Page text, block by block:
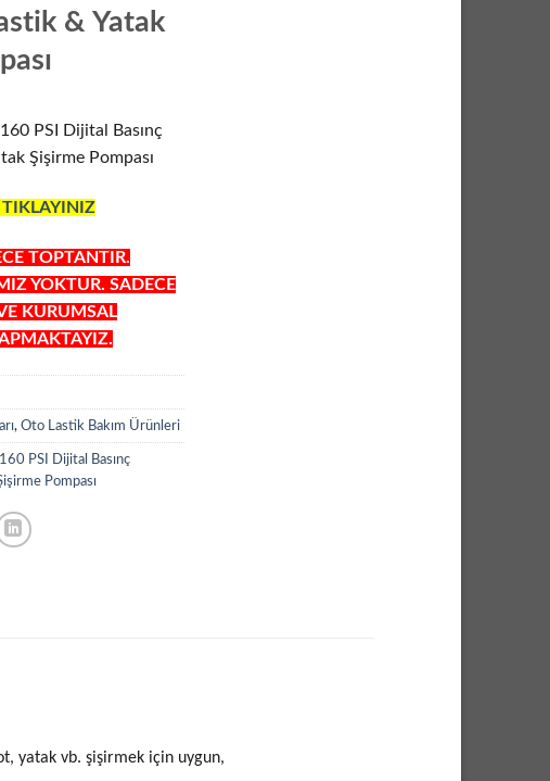
& Yatak
PSI Dijital Basınç
Şişirme Pompası
TOPTANTIR.
YOKTUR. SADECE
KURUMSAL
, Oto Lastik Bakım Ürünleri
PSI Dijital Basınç
Pompası
yatak vb. şişirmek için uygun,